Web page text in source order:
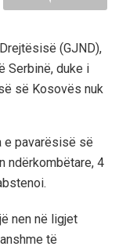
(GJND),
Serbinë, duke i
së Kosovës nuk
e pavarësisë së
ndërkombëtare, 4
nen në ligjet
të